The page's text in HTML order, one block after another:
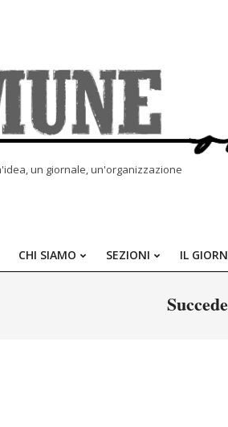
un giornale, un'organizzazione
CHI SIAMO SEZIONI IL